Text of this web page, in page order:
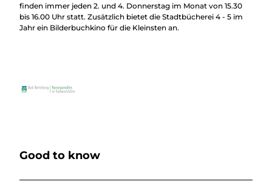
finden immer jeden 2. und 4. Donnerstag im Monat von 15.30
bis 16.00 Uhr statt. Zusätzlich bietet die Stadtbücherei 4 - 5 im
Jahr ein Bilderbuchkino für die Kleinsten an.
Good to know